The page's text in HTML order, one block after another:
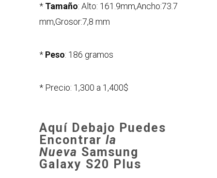
* Tamaño: Alto: 161.9mm,Ancho:73.7
mm,Grosor:7,8 mm
* Peso: 186 gramos
* Precio: 1,300 a 1,400$
Aquí Debajo Puedes
Encontrar la
Nueva Samsung
Galaxy S20 Plus